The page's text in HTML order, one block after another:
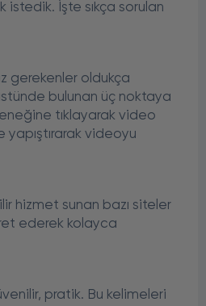
İşte sıkça sorulan
gerekenler oldukça
bulunan üç noktaya
tıklayarak video
yapıştırarak videoyu
hizmet sunan bazı siteler
ederek kolayca
pratik. Bu kelimeleri